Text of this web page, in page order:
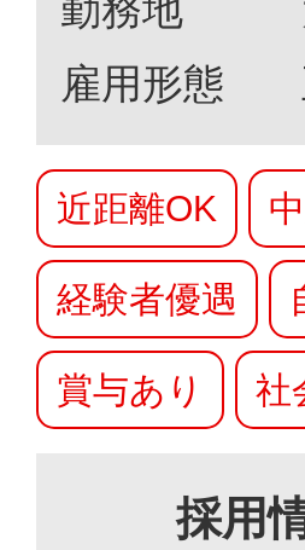
勤務地
雇用形態
近距離OK
経験者優遇
賞与あり 社
採用